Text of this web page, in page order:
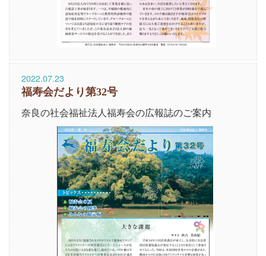
2022.07.23
福寿会だより第32号
奈良の社会福祉法人福寿会の広報誌のご案内